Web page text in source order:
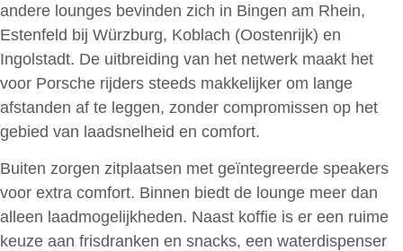
andere lounges bevinden zich in Bingen am Rhein,
Estenfeld bij Würzburg, Koblach (Oostenrijk) en
Ingolstadt. De uitbreiding van het netwerk maakt het
voor Porsche rijders steeds makkelijker om lange
afstanden af te leggen, zonder compromissen op het
gebied van laadsnelheid en comfort.
Buiten zorgen zitplaatsen met geïntegreerde speakers
voor extra comfort. Binnen biedt de lounge meer dan
alleen laadmogelijkheden. Naast koffie is er een ruime
keuze aan frisdranken en snacks, een waterdispenser